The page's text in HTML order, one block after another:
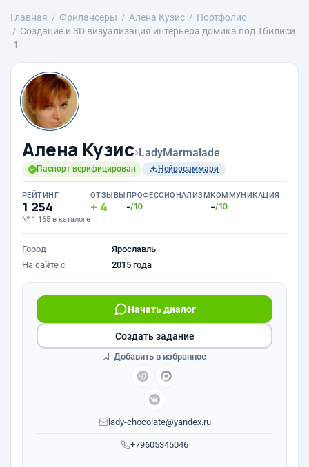
Главная Фрилансеры Алена Кузис
Портфолио
Создание и 3D визуализация интерьера домика под Тбилиси
-1
Алена Кузис›LadyMarmalade
Паспорт верифицирован Нейросаммари
РЕЙТИНГ
1 254
№ 1 165 в каталоге
ОТЗЫВЫ
4
ПРОФЕССИОНАЛИЗМ
-/10
КОММУНИКАЦИЯ
-/10
Город
Ярославль
На сайте с
2015 года
+79605345046
Начать диалог
lady-chocolate@yandex.ru
Создать задание
Добавить в избранное